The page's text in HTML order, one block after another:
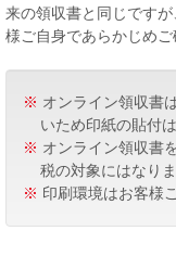
来の領収書と同じです
様ご自身であらかじめご
※ オンライン領収書
いため印紙の貼付
※ オンライン領収書
税の対象にはなりま
※ 印刷環境はお客様